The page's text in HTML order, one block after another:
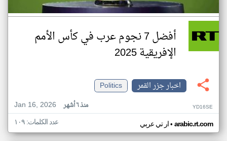
أفضل 7 نجوم عرب في كأس الأمم
الإفريقية 2025
اخبار جزر القمر
Politics
Jan 16, 2026
منذ ٦ أشهر YD16SE
ار تي عربي• arabic.rt.com عدد الكلمات: ١٠٩